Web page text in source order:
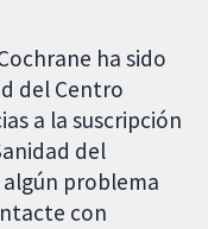
ha sido
del Centro
a la suscripción
del
problema
con